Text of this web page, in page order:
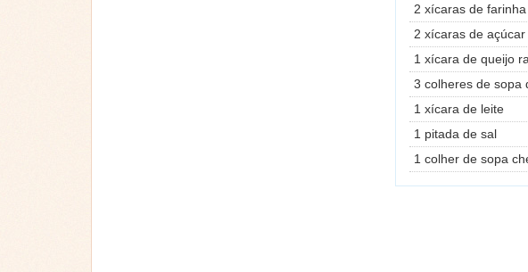
2 xícaras de farinha
2 xícaras de
1 xícara de queijo
3 colheres de sopa
1 xícara de leite
1 pitada de sal
1 colher de sopa